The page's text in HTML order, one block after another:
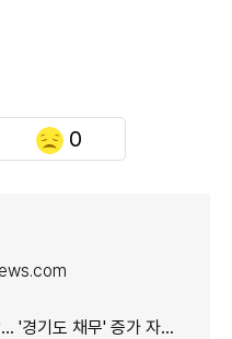
0
채무' 증가 자료 실시간 확산